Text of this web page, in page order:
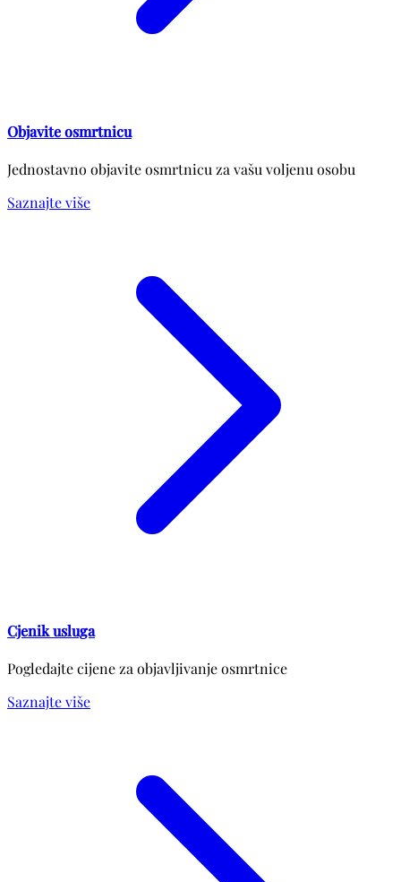
Objavite osmrtnicu
Jednostavno objavite osmrtnicu za vašu voljenu osobu
Saznajte više
Cjenik usluga
Pogledajte cijene za objavljivanje osmrtnice
Saznajte više